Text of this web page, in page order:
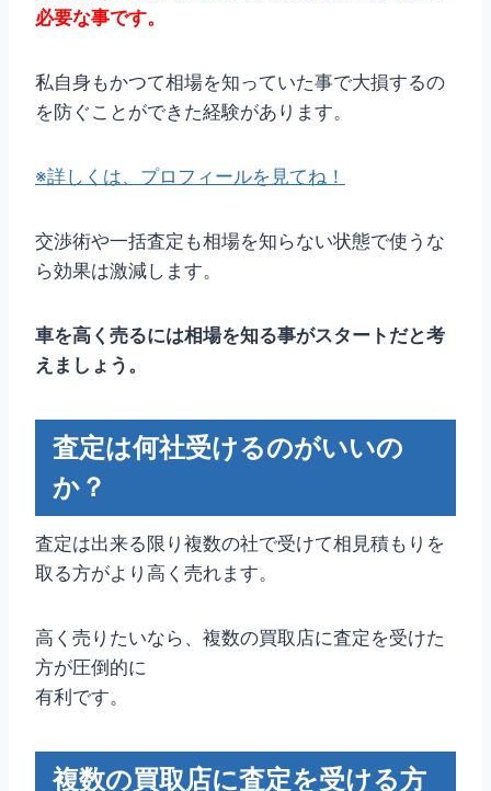
必要な事です。
私自身もかつて相場を知っていた事で大損するの
を防ぐことができた経験があります。
※詳しくは、プロフィールを見てね！
交渉術や一括査定も相場を知らない状態で使うな
ら効果は激減します。
車を高く売るには相場を知る事がスタートだと考
えましょう。
査定は何社受けるのがいいの
か？
査定は出来る限り複数の社で受けて相見積もりを
取る方がより高く売れます。
高く売りたいなら、複数の買取店に査定を受けた
方が圧倒的に
有利です。
複数の買取店に査定を受ける方